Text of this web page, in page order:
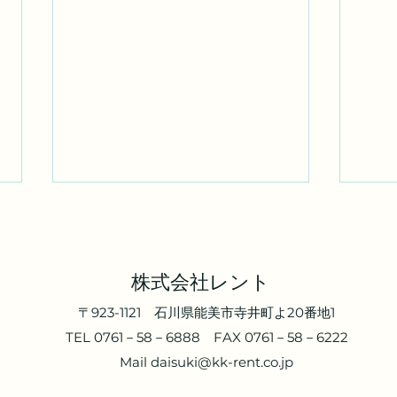
能美市寺井町 830.5万円
株式会社レント
​​〒923-1121 石川県能美市寺井町よ20番地1
TEL 0761－58－6888 FAX 0761－58－6222
Mail daisuki@kk-rent.co.jp